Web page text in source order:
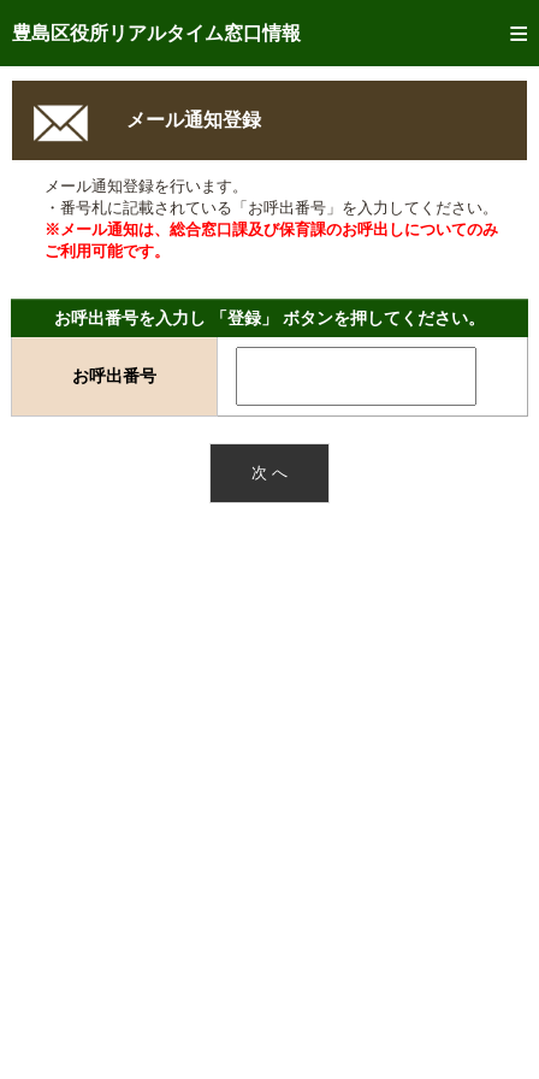
豊島区役所リアルタイム窓口情報
トップページへ
ご利用方法
事前予約
予約状況確認
リアルタイム
リアルタイム交付状況確認
メール通知登録
メール通知登録を行います。
・番号札に記載されている「お呼出番号」を入力してください。
※メール通知は、総合窓口課及び保育課のお呼出しについてのみ
ご利用可能です。
お呼出番号を入力し 「登録」 ボタンを押してください。
お呼出番号